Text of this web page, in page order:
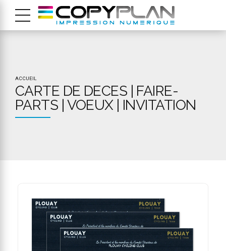
ACCUEIL
CARTE DE DECES | FAIRE-
PARTS | VOEUX | INVITATION